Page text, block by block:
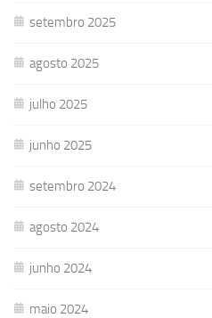
setembro 2025
agosto 2025
julho 2025
junho 2025
setembro 2024
agosto 2024
junho 2024
maio 2024